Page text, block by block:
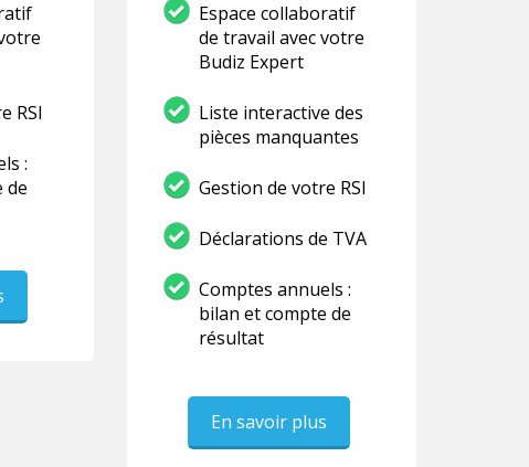
RSI
:
de
Espace collaboratif
de travail avec votre
Budiz Expert
Liste interactive des
pièces manquantes
Gestion de votre RSI
Déclarations de TVA
Comptes annuels :
bilan et compte de
résultat
En savoir plus